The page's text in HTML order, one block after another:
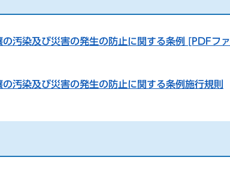
汚染及び災害の発生の防止に関する条例 [PDFファ
汚染及び災害の発生の防止に関する条例施行規則